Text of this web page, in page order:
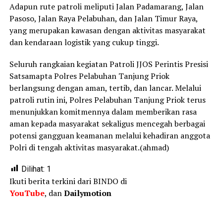
Adapun rute patroli meliputi Jalan Padamarang, Jalan
Pasoso, Jalan Raya Pelabuhan, dan Jalan Timur Raya,
yang merupakan kawasan dengan aktivitas masyarakat
dan kendaraan logistik yang cukup tinggi.
Seluruh rangkaian kegiatan Patroli JJOS Perintis Presisi
Satsamapta Polres Pelabuhan Tanjung Priok
berlangsung dengan aman, tertib, dan lancar. Melalui
patroli rutin ini, Polres Pelabuhan Tanjung Priok terus
menunjukkan komitmennya dalam memberikan rasa
aman kepada masyarakat sekaligus mencegah berbagai
potensi gangguan keamanan melalui kehadiran anggota
Polri di tengah aktivitas masyarakat.(ahmad)
Dilihat: 1
Ikuti berita terkini dari BINDO di
YouTube, danDailymotion